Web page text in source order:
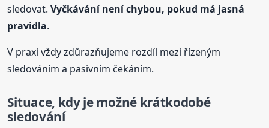
sledovat.Vyčkávání není chybou, pokud má jasná
pravidla.
V praxi vždy zdůrazňujeme rozdíl mezi řízeným
sledováním a pasivním čekáním.
Situace, kdy je možné krátkodobé
sledování